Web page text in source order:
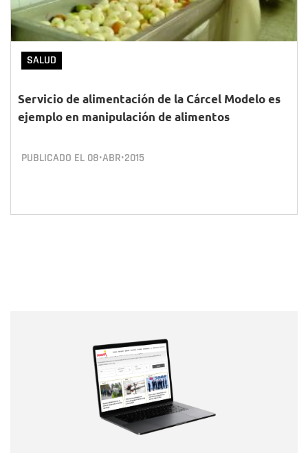
SALUD
Servicio de alimentación de la Cárcel Modelo es
ejemplo en manipulación de alimentos
PUBLICADO EL 08•ABR•2015
Correo electrónico
Tipo de comentario